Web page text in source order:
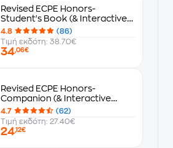
Revised ECPE Honors-
Student's Book (& Interactive
Webbook)
4.8
(86)
Τιμή εκδότη: 38.70€
34,06€
Revised ECPE Honors-
Companion (& Interactive
Webbook) Student's Book
4.7
(62)
Τιμή εκδότη: 27.40€
24,12€